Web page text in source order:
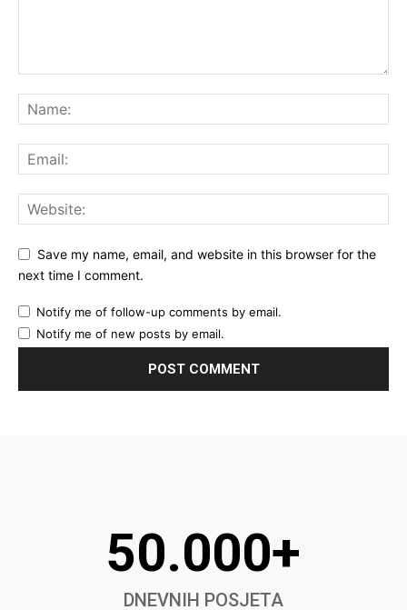
Save my name, email, and website in this browser for the
next time I comment.
Notify me of follow-up comments by email.
Notify me of new posts by email.
50.000+
DNEVNIH POSJETA